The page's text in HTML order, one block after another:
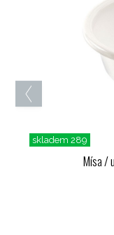
skladem 289
Mísa /